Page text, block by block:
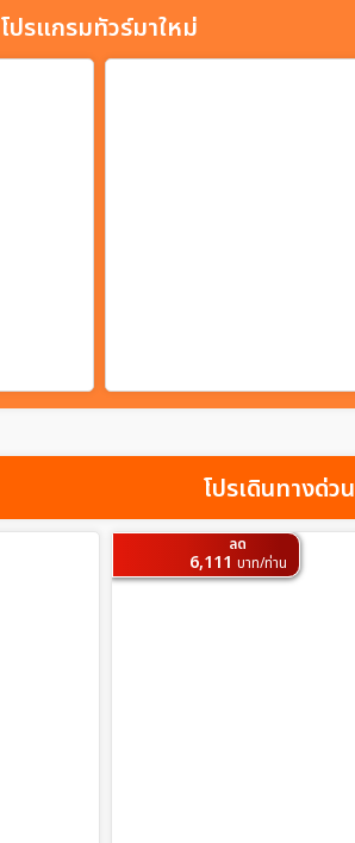
โปรแกรมทัวร์มาใหม่
โปรเดินทางด่วน
ลด
6,111 บาท/ท่าน